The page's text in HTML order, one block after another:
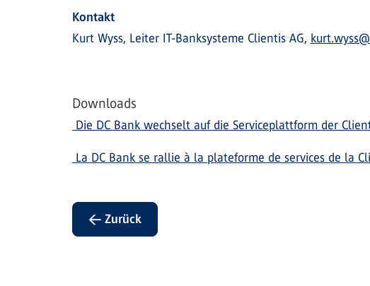
Kontakt
Kurt Wyss, Leiter IT-Banksysteme Clientis AG,
Downloads
Die DC Bank wechselt auf die Serviceplattform der
La DC Bank se rallie à la plateforme de services de la
← Zurück